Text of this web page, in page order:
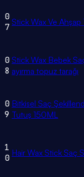
0
7 Stick Wax Ve Ahşap
0
8
Stick Wax Bebek
ayırma topuz tarağı
0
9
Bitkisel Saç
Tutuş 150ML
1
0 Hair Wax Stick Saç